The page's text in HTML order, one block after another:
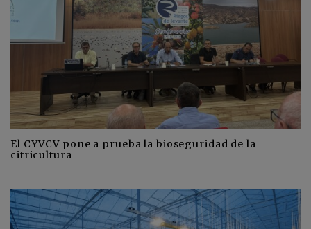
El CYVCV pone a prueba la bioseguridad de la
citricultura